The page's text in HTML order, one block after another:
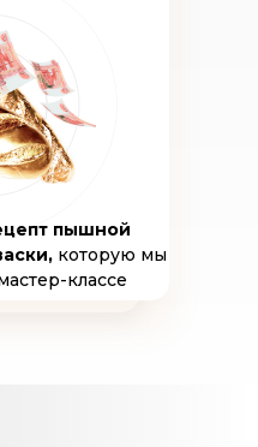
пышной
которую мы
классе